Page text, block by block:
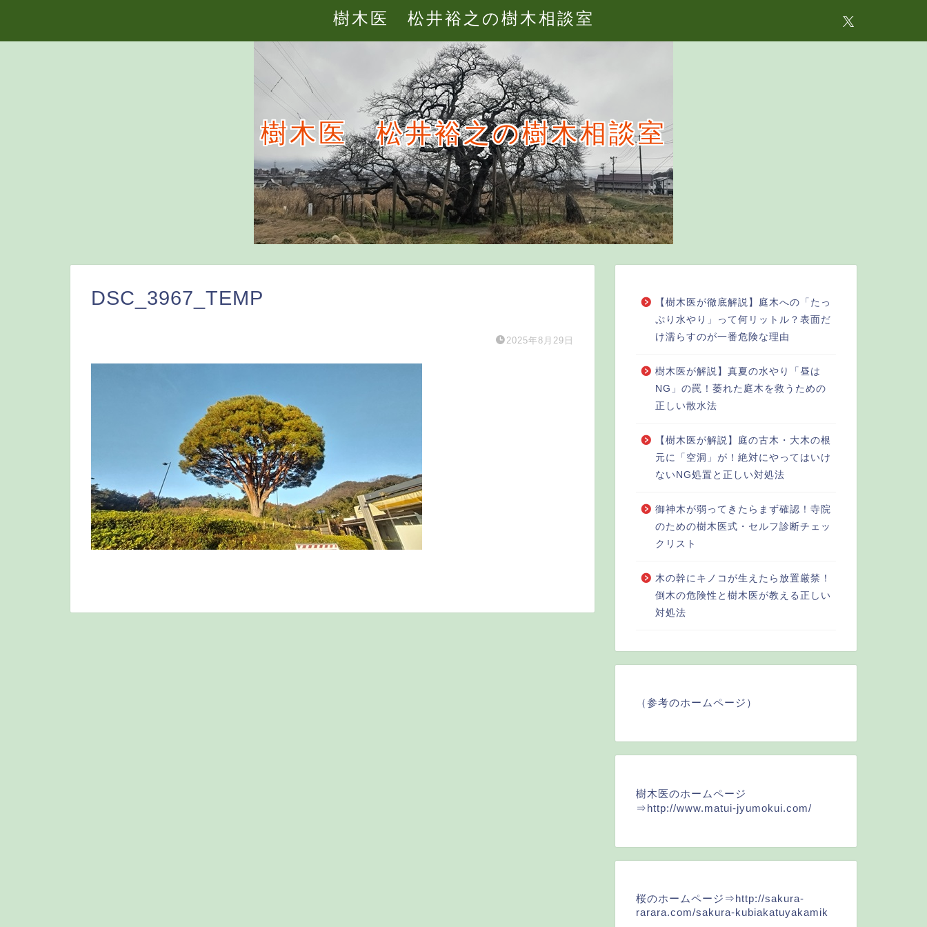
樹木医 松井裕之の樹木相談室
樹木医 松井裕之の樹木相談室
DSC_3967_TEMP
2025年8月29日
【樹木医が徹底解説】庭木への「たっ
ぷり水やり」って何リットル？表面だ
け濡らすのが一番危険な理由
樹木医が解説】真夏の水やり「昼は
NG」の罠！萎れた庭木を救うための
正しい散水法
【樹木医が解説】庭の古木・大木の根
元に「空洞」が！絶対にやってはいけ
ないNG処置と正しい対処法
御神木が弱ってきたらまず確認！寺院
のための樹木医式・セルフ診断チェッ
クリスト
木の幹にキノコが生えたら放置厳禁！
倒木の危険性と樹木医が教える正しい
対処法
（参考のホームページ）
樹木医のホームページ
⇒http://www.matui-jyumokui.com/
桜のホームページ⇒http://sakura-
rarara.com/sakura-kubiakatuyakamik